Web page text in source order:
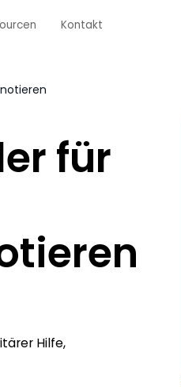
Kontakt
für